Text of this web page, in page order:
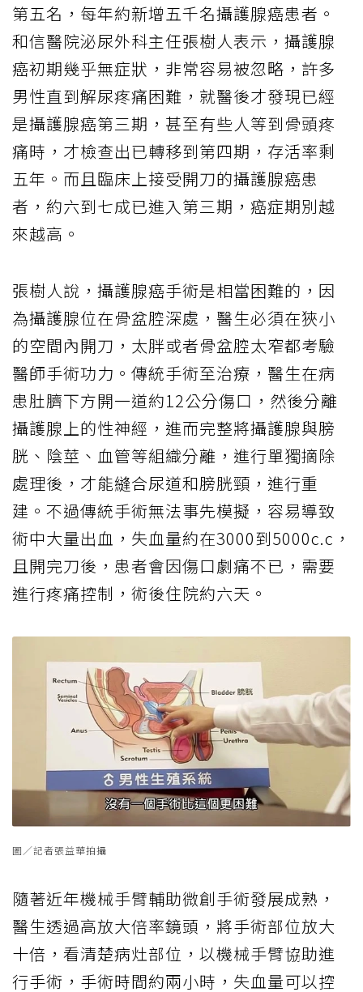
第五名，每年約新增五千名攝護腺癌患者。
和信醫院泌尿外科主任張樹人表示，攝護腺
癌初期幾乎無症狀，非常容易被忽略，許多
男性直到解尿疼痛困難，就醫後才發現已經
是攝護腺癌第三期，甚至有些人等到骨頭疼
痛時，才檢查出已轉移到第四期，存活率剩
五年。而且臨床上接受開刀的攝護腺癌患
者，約六到七成已進入第三期，癌症期別越
來越高。
張樹人說，攝護腺癌手術是相當困難的，因
為攝護腺位在骨盆腔深處，醫生必須在狹小
的空間內開刀，太胖或者骨盆腔太窄都考驗
醫師手術功力。傳統手術至治療，醫生在病
患肚臍下方開一道約12公分傷口，然後分離
攝護腺上的性神經，進而完整將攝護腺與膀
胱、陰莖、血管等組織分離，進行單獨摘除
處理後，才能縫合尿道和膀胱頸，進行重
建。不過傳統手術無法事先模擬，容易導致
術中大量出血，失血量約在3000到5000c.c，
且開完刀後，患者會因傷口劇痛不已，需要
進行疼痛控制，術後住院約六天。
圖／記者張益華拍攝
隨著近年機械手臂輔助微創手術發展成熟，
醫生透過高放大倍率鏡頭，將手術部位放大
十倍，看清楚病灶部位，以機械手臂協助進
行手術，手術時間約兩小時，失血量可以控